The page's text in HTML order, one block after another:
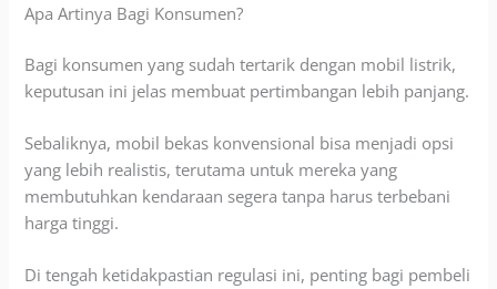
Apa Artinya Bagi Konsumen?
Bagi konsumen yang sudah tertarik dengan mobil listrik,
keputusan ini jelas membuat pertimbangan lebih panjang.
Sebaliknya, mobil bekas konvensional bisa menjadi opsi
yang lebih realistis, terutama untuk mereka yang
membutuhkan kendaraan segera tanpa harus terbebani
harga tinggi.
Di tengah ketidakpastian regulasi ini, penting bagi pembeli